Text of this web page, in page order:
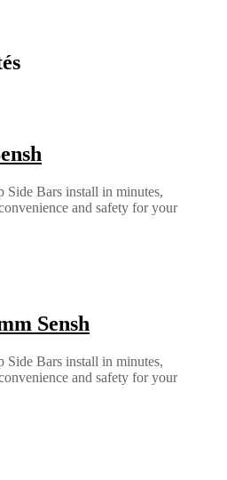
Side Bars install in minutes,
and safety for your
Sensh
Side Bars install in minutes,
and safety for your